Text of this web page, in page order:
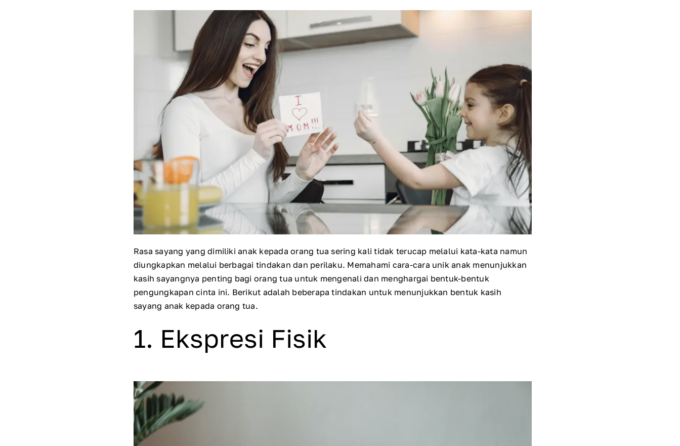
Rasa sayang yang dimiliki anak kepada orang tua sering kali tidak terucap melalui kata-kata namun
diungkapkan melalui berbagai tindakan dan perilaku. Memahami cara-cara unik anak menunjukkan
kasih sayangnya penting bagi orang tua untuk mengenali dan menghargai bentuk-bentuk
pengungkapan cinta ini. Berikut adalah beberapa tindakan untuk menunjukkan bentuk kasih
sayang anak kepada orang tua.
1. Ekspresi Fisik